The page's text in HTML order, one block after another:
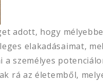
adott, hogy
elakadásaimat,
személyes
rá az életemből,